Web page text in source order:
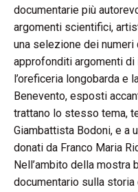
documentarie più
argomenti scientifici,
una selezione dei numeri
approfonditi argomenti
l’oreficeria longobarda e
Benevento, esposti
trattano lo stesso tema,
Giambattista Bodoni, e a
donati da Franco Maria
Nell’ambito della mostra
documentario sulla